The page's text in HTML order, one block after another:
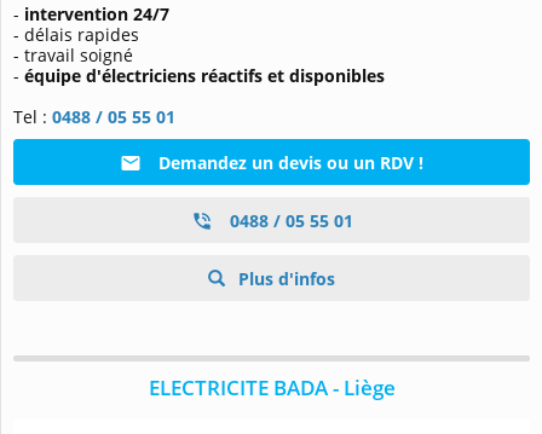
- intervention 24/7
- délais rapides
- travail soigné
- équipe d'électriciens réactifs et disponibles
Tel : 0488 / 05 55 01
Demandez un devis ou un RDV !
0488 / 05 55 01
Plus d'infos
ELECTRICITE BADA - Liège